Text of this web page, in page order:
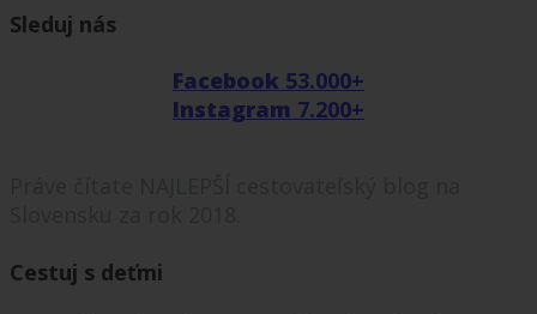
Sleduj nás
Facebook 53.000+
Instagram 7.200+
Cestuj s deťmi